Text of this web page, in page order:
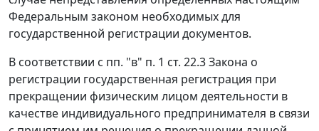
Федеральным законом необходимых для
государственной регистрации документов.
В соответствии с пп. "в" п. 1 ст. 22.3Закона о
регистрации государственная регистрация при
прекращении физическим лицом деятельности в
качестве индивидуального предпринимателя в связи